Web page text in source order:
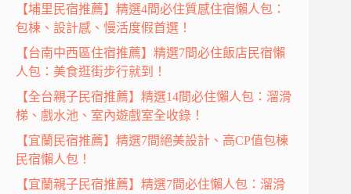
【埔里民宿推薦】精選4間必住質感住宿懶人包：
包棟、設計感、慢活度假首選！
【台南中西區住宿推薦】精選7間必住飯店民宿懶
人包：美食逛街步行就到！
【全台親子民宿推薦】精選14間必住懶人包：溜滑
梯、戲水池、室內遊戲室全收錄！
【宜蘭民宿推薦】精選7間絕美設計、高CP值包棟
民宿懶人包！
【宜蘭親子民宿推薦】精選7間必住懶人包：溜滑